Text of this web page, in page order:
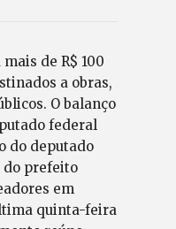
de R$ 100
a obras,
O balanço
federal
do deputado
do prefeito
em
quinta-feira